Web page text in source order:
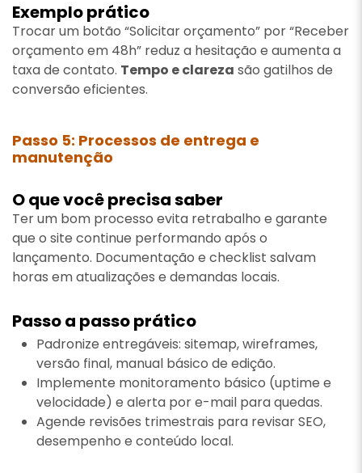
Exemplo prático
Trocar um botão “Solicitar orçamento” por “Receber
orçamento em 48h” reduz a hesitação e aumenta a
taxa de contato. Tempo e clareza são gatilhos de
conversão eficientes.
Passo 5: Processos de entrega e
manutenção
O que você precisa saber
Ter um bom processo evita retrabalho e garante
que o site continue performando após o
lançamento. Documentação e checklist salvam
horas em atualizações e demandas locais.
Passo a passo prático
Padronize entregáveis: sitemap, wireframes,
versão final, manual básico de edição.
Implemente monitoramento básico (uptime e
velocidade) e alerta por e-mail para quedas.
Agende revisões trimestrais para revisar SEO,
desempenho e conteúdo local.